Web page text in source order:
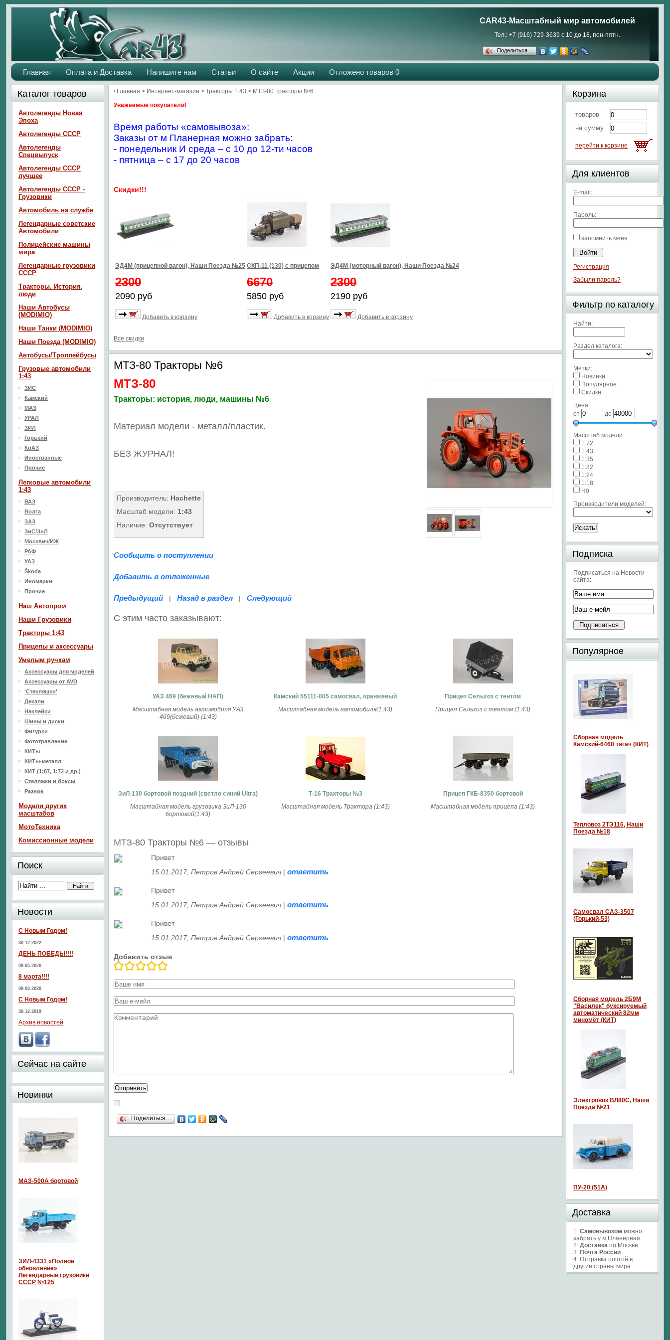
CAR43-Масштабный мир автомобилей
Тел.: +7 (916) 729-3639 с 10 до 18, пон-пятн.
Поделиться…
Главная Оплата и Доставка Напишите нам Статьи О сайте Акции Отложено товаров 0
/ Главная > Интернет-магазин > Тракторы 1:43 > МТЗ-80 Тракторы №6
Уважаемые покупатели!
Время работы «самовывоза»:
Заказы от м Планерная можно забрать:
- понедельник И среда – с 10 до 12-ти часов
- пятница – с 17 до 20 часов
Скидки!!!
ЭД4М (прицепной вагон), Наши Поезда №25
2300
2090 руб
Добавить в корзину
СКП-11 (130) с прицепом
6670
5850 руб
Добавить в корзину
ЭД4М (моторный вагон), Наши Поезда №24
2300
2190 руб
Добавить в корзину
Все скидки
МТЗ-80 Тракторы №6
МТЗ-80
Тракторы: история, люди, машины №6
Материал модели - металл/пластик.
БЕЗ ЖУРНАЛ!
Производитель: Hachette
Масштаб модели: 1:43
Наличие: Отсутствует
Сообщить о поступлении
Добавить в отложенные
Предыдущий | Назад в раздел | Следующий
С этим часто заказывают:
УАЗ 469 (бежевый НАП)
Масштабная модель автомобиля УАЗ
469(бежевый) (1:43)
Камский 55111-005 самосвал, оранжевый
Масштабная модель автомобиля(1:43)
Прицеп Сельхоз с тентом
Прицеп Сельхоз с тентом (1:43)
ЗиЛ-130 бортовой поздний (светло синий Ultra)
Масштабная модель грузовика ЗиЛ-130
бортовой(1:43)
Т-16 Тракторы №3
Масштабная модель Трактора (1:43)
Прицеп ГКБ-8350 бортовой
Масштабная модель прицепа (1:43)
МТЗ-80 Тракторы №6 — отзывы
Привет
15.01.2017 , Петров Андрей Сергеевич | ответить
Привет
15.01.2017 , Петров Андрей Сергеевич | ответить
Привет
15.01.2017 , Петров Андрей Сергеевич | ответить
Добавить отзыв
Поделиться…
Каталог товаров
Автолегенды Новая
Эпоха
Автолегенды СССР
Автолегенды
Спецвыпуск
Автолегенды СССР
лучшее
Автолегенды СССР -
Грузовики
Автомобиль на службе
Легендарные советские
Автомобили
Полицейские машины
мира
Легендарные грузовики
СССР
Тракторы. История,
люди
Наши Автобусы
(MODIMIO)
Наши Танки (MODIMIO)
Наши Поезда (MODIMIO)
Автобусы/Троллейбусы
Грузовые автомобили
1:43
ЗИС
Камский
МАЗ
УРАЛ
ЗИЛ
Горький
КрАЗ
Иностранные
Прочие
Легковые автомобили
1:43
ВАЗ
Волга
ЗАЗ
ЗиС/ЗиЛ
Москвич/ИЖ
РАФ
УАЗ
Škoda
Иномарки
Прочие
Наш Aвтопром
Наши Грузовики
Тракторы 1:43
Прицепы и аксессуары
Умелым ручкам
Аксессуары для моделей
Аксессуары от AVD
'Стекляшки'
Декали
Наклейки
Шины и диски
Фигурки
Фототравление
КИТы
КИТы-металл
КИТ (1:87, 1:72 и др.)
Стеллажи и боксы
Разное
Модели других
масштабов
МотоТехника
Комиссионные модели
Поиск
Новости
С Новым Годом!
30.12.2022
ДЕНЬ ПОБЕДЫ!!!!
08.05.2020
8 марта!!!!
08.03.2020
С Новым Годом!
30.12.2019
Архив новостей
Сейчас на сайте
Новинки
МАЗ-500А бортовой
ЗИЛ-4331 «Полное
обновление»
Легендарные грузовики
СССР №125
Корзина
товаров
на сумму
перейти к корзине
Для клиентов
E-mail:
Пароль:
запомнить меня
Регистрация
Забыли пароль?
Фильтр по каталогу
Найти:
Раздел каталога:
Метки:
Новинки
Популярное
Скидки
Цена:
от
до
Масштаб модели:
1:72
1:43
1:35
1:32
1:24
1:18
H0
Производители моделей:
Подписка
Подписаться на Новости
сайта:
Популярное
Сборная модель
Камский-6460 тягач (КИТ)
Тепловоз 2ТЭ116, Наши
Поезда №18
Самосвал САЗ-3507
(Горький-53)
Сборная модель 2Б9М
"Василек" буксируемый
автоматический 82мм
миномёт (КИТ)
Электровоз ВЛ80С, Наши
Поезда №21
ПУ-20 (51А)
Доставка
1. Самовывозом можно
забрать у м.Планерная
2. Доставка по Москве
3. Почта России
4. Отправка почтой в
другие страны мира